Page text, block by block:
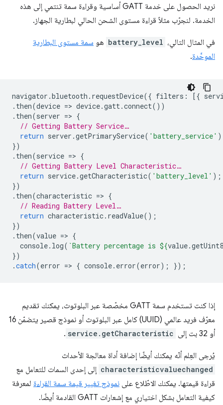
نريد الحصول على خدمة GATT أساسية وقراءة سمة تنتمي إلى هذه
الخدمة. لنجرّب مثلاً قراءة مستوى الشحن الحالي لبطارية الجهاز.
في المثال التالي، battery_level هو سمة مستوى البطارية
الموحَّدة.
navigator .bluetooth . requestDevice({ filters : [{
. then(device => device.gatt.connect())
. then(server => {
// Getting Battery Service…
return server .getPrimaryService( 'battery_service'
})
. then(service => {
// Getting Battery Level Characteristic…
return service.getCharacteristic( 'battery_level' );
})
. then(characteristic => {
// Reading Battery Level…
return characteristic. readValue();
})
. then(value => {
console. log( `Battery percentage is ${value.getUint8
})
.catch(error => { console. error(error); });
إذا كنت تستخدم سمة GATT مخصّصة عبر البلوتوث، يمكنك تقديم
معرّف فريد عالمي (UUID) كامل عبر البلوتوث أو نموذج قصير يتضمّن 16
أو 32 بت إلى
service.getCharacteristic
.
يُرجى العِلم أنّه يمكنك أيضًا إضافة أداة معالجة الأحداث
characteristicvaluechanged إلى إحدى السمات للتعامل مع
قراءة قيمتها. يمكنك الاطّلاع على نموذج تغيير قيمة سمة القراءة لمعرفة
كيفية التعامل بشكل اختياري مع إشعارات GATT القادمة أيضًا.